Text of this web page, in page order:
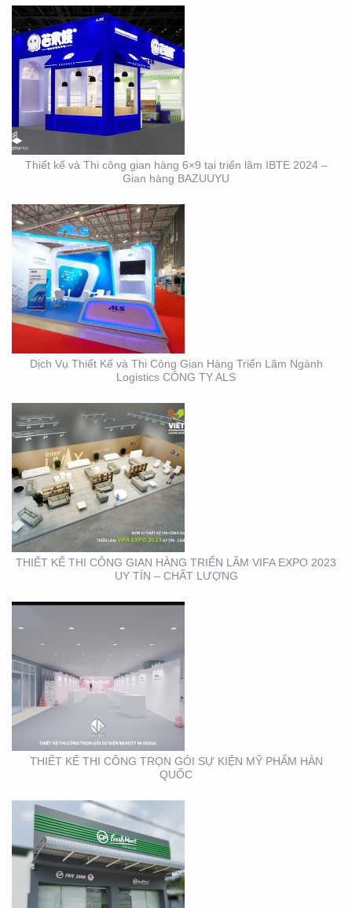
Thiết kế và Thi công gian hàng 6×9 tại triển lãm IBTE 2024 –
Gian hàng BAZUUYU
DỊCH VỤ THIẾT KẾ VÀ
THI CÔNG GIAN HÀNG
TRIỂN LÃM NGÀNH
LOGISTICS CÔNG TY
ALS
Dịch Vụ Thiết Kế và Thi Công Gian Hàng Triển Lãm Ngành
Logistics CÔNG TY ALS
THIẾT KẾ THI CÔNG
GIAN HÀNG TRIỂN LÃM
VIFA EXPO 2023 UY TÍN
– CHẤT LƯỢNG
THIẾT KẾ THI CÔNG GIAN HÀNG TRIỂN LÃM VIFA EXPO 2023
UY TÍN – CHẤT LƯỢNG
THIẾT KẾ THI CÔNG
TRỌN GÓI SỰ KIỆN MỸ
PHẨM HÀN QUỐC
THIẾT KẾ THI CÔNG TRỌN GÓI SỰ KIỆN MỸ PHẨM HÀN
QUỐC
THIẾT KẾ THI CÔNG
BẢNG HIỆU CỬA HÀNG
CP FRESHMART
THIẾT KẾ THI CÔNG
BẢNG HIỆU CHUỖI CỬA
HÀNG CP FRSHSHOP